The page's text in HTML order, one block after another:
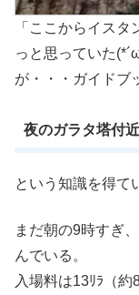
「ここからイス
っと思っていた
が・・・ガイドブ
夜のガラタ塔付
という知識を得て
まだ朝の9時すぎ
んでいる。
入場料は13ﾘﾗ（約